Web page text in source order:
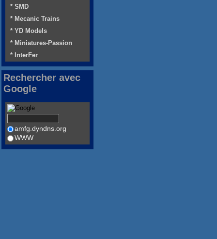
* SMD
* Mecanic Trains
* YD Models
* Miniatures-Passion
* InterFer
Rechercher avec
Google
amfg.dyndns.org
WWW